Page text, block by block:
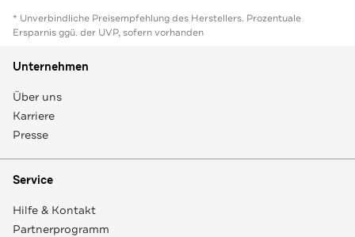
* Unverbindliche Preisempfehlung des Herstellers. Prozentuale
Ersparnis ggü. der UVP, sofern vorhanden
Unternehmen
Über uns
Karriere
Presse
Service
Hilfe & Kontakt
Partnerprogramm